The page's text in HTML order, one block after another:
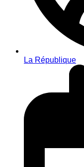
La République